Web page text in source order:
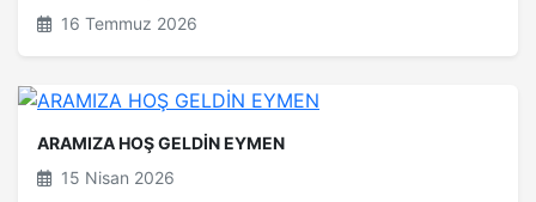
16 Temmuz 2026
ARAMIZA HOŞ GELDİN EYMEN
15 Nisan 2026